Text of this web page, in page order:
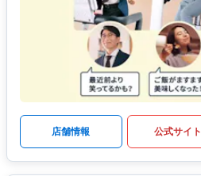
店舗情報 公式サイト